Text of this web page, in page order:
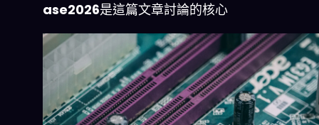
ase2026是這篇文章討論的核心